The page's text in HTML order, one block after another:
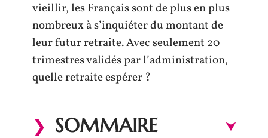
vieillir, les Français sont de plus en plus
nombreux à s’inquiéter du montant de
leur futur retraite. Avec seulement 20
trimestres validés par l’administration,
quelle retraite espérer ?
SOMMAIRE